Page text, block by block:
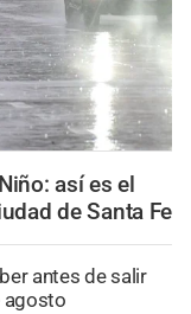
así es el
de Santa Fe
antes de salir
agosto